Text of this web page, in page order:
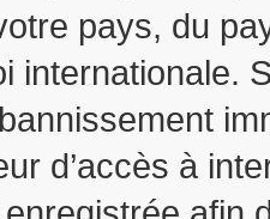
pays, du
internationale.
d’accès à